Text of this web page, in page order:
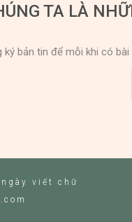
TA LÀ
ký bản tin để mỗi khi có
viết chữ